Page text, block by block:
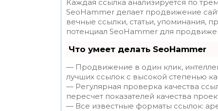
Каждая ссылка анализируется по
SeoHammer делает продвижение
вечные ссылки, статьи, упоминания,
потенциал SeoHammer для
Что умеет делать SeoHammer
— Продвижение в один клик,
лучших ссылок с высокой степенью
— Регулярная проверка качества
пересчет показателей качества
— Все известные форматы ссылок: